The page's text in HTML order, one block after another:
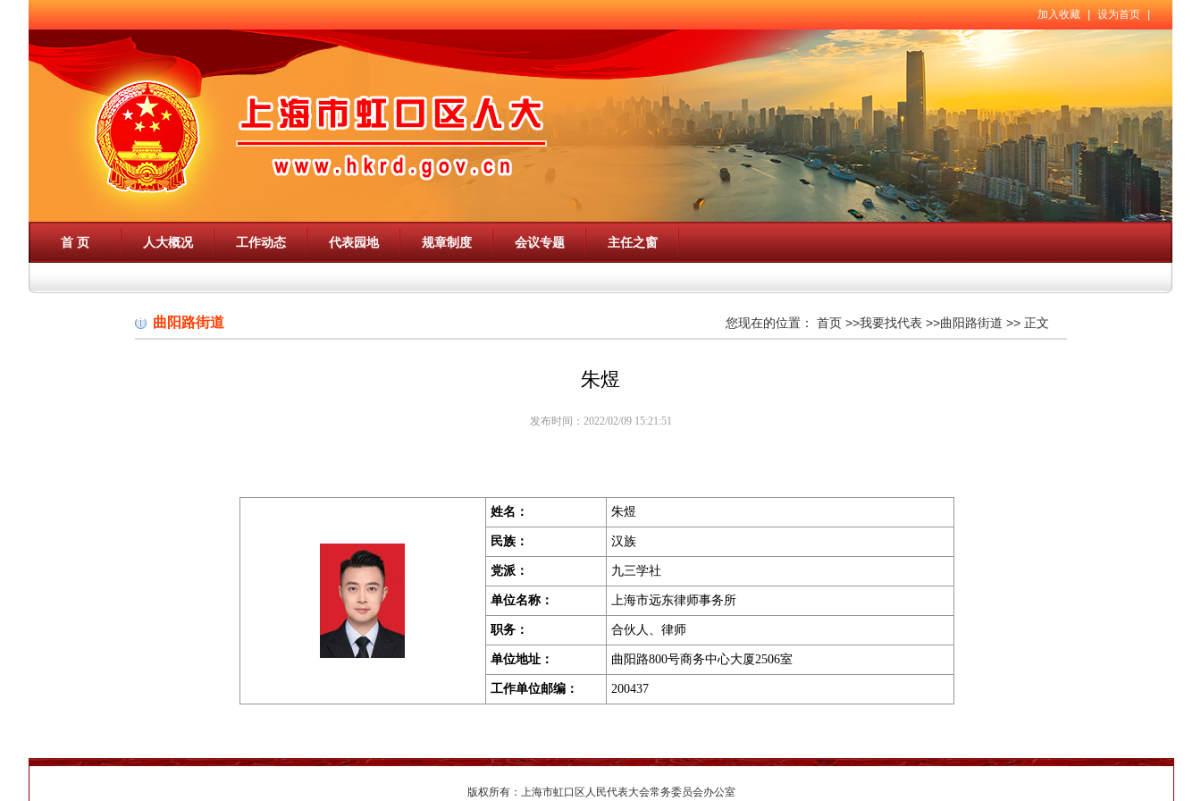
加入收藏 | 设为首页 |
首 页 人大概况 工作动态 代表园地 规章制度 会议专题 主任之窗
曲阳路街道 您现在的位置： 首页>>我要找代表 >>曲阳路街道 >> 正文
朱煜
发布时间：2022/02/09 15:21:51
姓名： 朱煜
民族： 汉族
党派： 九三学社
单位名称： 上海市远东律师事务所
职务： 合伙人、律师
单位地址： 曲阳路800号商务中心大厦2506室
工作单位邮编： 200437
版权所有：上海市虹口区人民代表大会常务委员会办公室